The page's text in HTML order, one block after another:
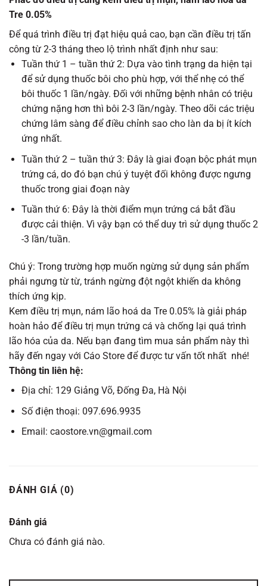
Tre 0.05%
Để quá trình điều trị đạt hiệu quả cao, bạn cần điều trị tấn
công từ 2-3 tháng theo lộ trình nhất định như sau:
Tuần thứ 1 – tuần thứ 2: Dựa vào tình trạng da hiện tại
để sử dụng thuốc bôi cho phù hợp, với thể nhẹ có thể
bôi thuốc 1 lần/ngày. Đối với những bệnh nhân có triệu
chứng nặng hơn thì bôi 2-3 lần/ngày. Theo dõi các triệu
chứng lâm sàng để điều chỉnh sao cho làn da bị ít kích
ứng nhất.
Tuần thứ 2 – tuần thứ 3: Đây là giai đoạn bộc phát mụn
trứng cá, do đó bạn chú ý tuyệt đối không được ngưng
thuốc trong giai đoạn này
Tuần thứ 6: Đây là thời điểm mụn trứng cá bắt đầu
được cải thiện. Vì vậy bạn có thể duy trì sử dụng thuốc 2
-3 lần/tuần.
Chú ý: Trong trường hợp muốn ngừng sử dụng sản phẩm
phải ngưng từ từ, tránh ngừng đột ngột khiến da không
thích ứng kịp.
Kem điều trị mụn, nám lão hoá da Tre 0.05% là giải pháp
hoàn hảo để điều trị mụn trứng cá và chống lại quá trình
lão hóa của da. Nếu bạn đang tìm mua sản phẩm này thì
hãy đến ngay với Cáo Store để được tư vấn tốt nhất nhé!
Thông tin liên hệ:
Địa chỉ: 129 Giảng Võ, Đống Đa, Hà Nội
Số điện thoại: 097.696.9935
Email: caostore.vn@gmail.com
ĐÁNH GIÁ (0)
Đánh giá
Chưa có đánh giá nào.